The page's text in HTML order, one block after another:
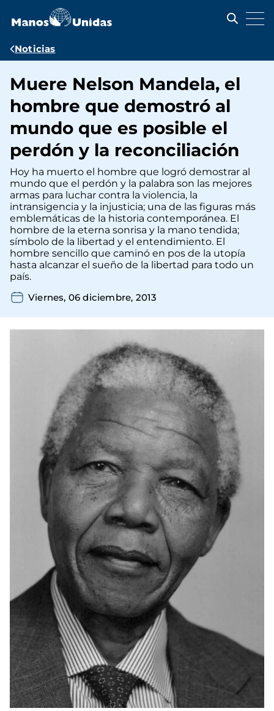
contenido
Ruta
navegación
Noticias
Muere Nelson Mandela, el
hombre que demostró al
mundo que es posible el
perdón y la reconciliación
Hoy ha muerto el hombre que logró demostrar al
mundo que el perdón y la palabra son las mejores
armas para luchar contra la violencia, la
intransigencia y la injusticia; una de las figuras más
emblemáticas de la historia contemporánea. El
hombre de la eterna sonrisa y la mano tendida;
símbolo de la libertad y el entendimiento. El
hombre sencillo que caminó en pos de la utopía
hasta alcanzar el sueño de la libertad para todo un
país.
Viernes, 06 diciembre, 2013